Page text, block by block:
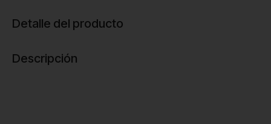
Detalle del producto
Descripción